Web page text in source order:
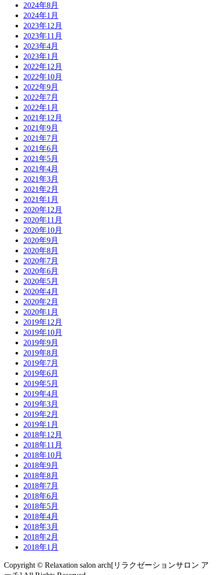
2024年8月
2024年1月
2023年12月
2023年11月
2023年4月
2023年1月
2022年12月
2022年10月
2022年9月
2022年7月
2022年1月
2021年12月
2021年9月
2021年7月
2021年6月
2021年5月
2021年4月
2021年3月
2021年2月
2021年1月
2020年12月
2020年11月
2020年10月
2020年9月
2020年8月
2020年7月
2020年6月
2020年5月
2020年4月
2020年2月
2020年1月
2019年12月
2019年10月
2019年9月
2019年8月
2019年7月
2019年6月
2019年5月
2019年4月
2019年3月
2019年2月
2019年1月
2018年12月
2018年11月
2018年10月
2018年9月
2018年8月
2018年7月
2018年6月
2018年5月
2018年4月
2018年3月
2018年2月
2018年1月
Copyright © Relaxation salon arch[リラクゼーションサロン ア